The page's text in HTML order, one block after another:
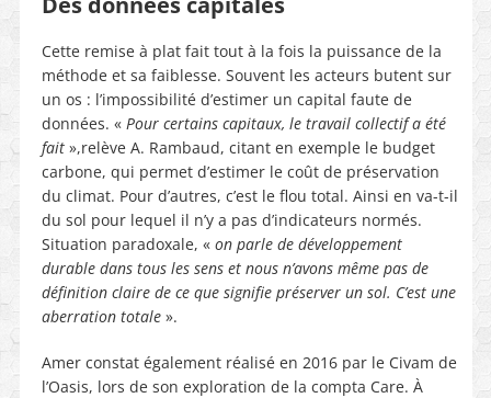
Cette remise à plat fait tout à la fois la puissance de la
méthode et sa faiblesse. Souvent les acteurs butent sur
un os : l’impossibilité d’estimer un capital faute de
données. « Pour certains capitaux, le travail collectif a été
fait »,relève A. Rambaud, citant en exemple le budget
carbone, qui permet d’estimer le coût de préservation
du climat. Pour d’autres, c’est le flou total. Ainsi en va-t-il
du sol pour lequel il n’y a pas d’indicateurs normés.
Situation paradoxale, « on parle de développement
durable dans tous les sens et nous n’avons même pas de
définition claire de ce que signifie préserver un sol. C’est une
aberration totale».
Amer constat également réalisé en 2016 par le Civam de
l’Oasis, lors de son exploration de la compta Care. À